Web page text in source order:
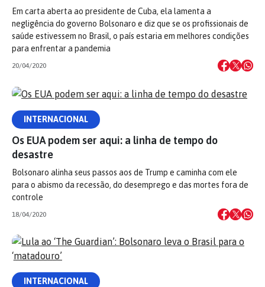
Em carta aberta ao presidente de Cuba, ela lamenta a
negligência do governo Bolsonaro e diz que se os profissionais de
saúde estivessem no Brasil, o país estaria em melhores condições
para enfrentar a pandemia
20/04/2020
INTERNACIONAL
Os EUA podem ser aqui: a linha de tempo do
desastre
Bolsonaro alinha seus passos aos de Trump e caminha com ele
para o abismo da recessão, do desemprego e das mortes fora de
controle
18/04/2020
INTERNACIONAL